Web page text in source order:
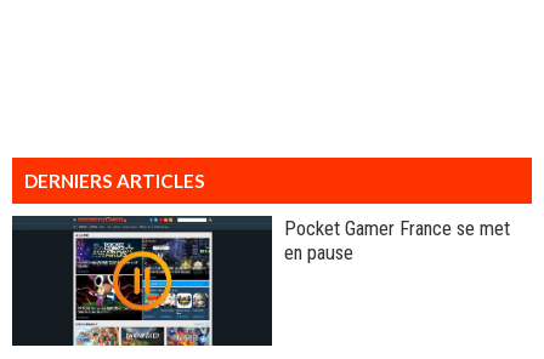
DERNIERS ARTICLES
Pocket Gamer France se met
en pause